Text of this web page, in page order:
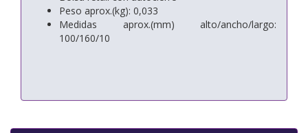
Peso aprox.(kg): 0,033
Medidas aprox.(mm) alto/ancho/largo:
100/160/10